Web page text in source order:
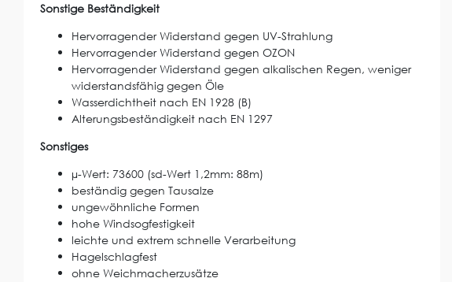
Sonstige Beständigkeit
Hervorragender Widerstand gegen UV-Strahlung
Hervorragender Widerstand gegen OZON
Hervorragender Widerstand gegen alkalischen Regen, weniger
widerstandsfähig gegen Öle
Wasserdichtheit nach EN 1928 (B)
Alterungsbeständigkeit nach EN 1297
Sonstiges
µ-Wert: 73600 (sd-Wert 1,2mm: 88m)
beständig gegen Tausalze
ungewöhnliche Formen
hohe Windsogfestigkeit
leichte und extrem schnelle Verarbeitung
Hagelschlagfest
ohne Weichmacherzusätze